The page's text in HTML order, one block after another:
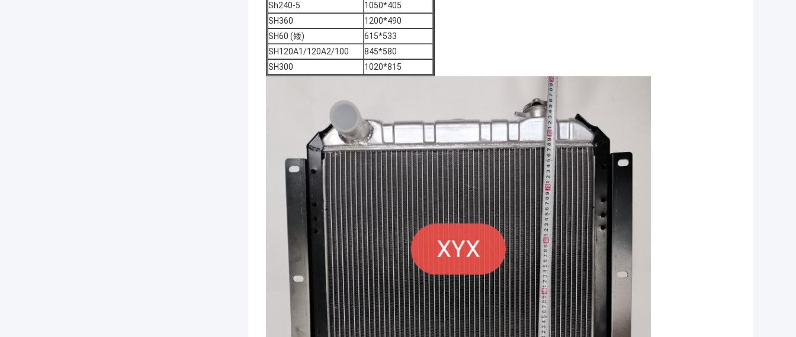
Sh240-5
1050*405
SH360
1200*490
SH60 (矮)
615*533
SH120A1/120A2/100
845*580
SH300
1020*815